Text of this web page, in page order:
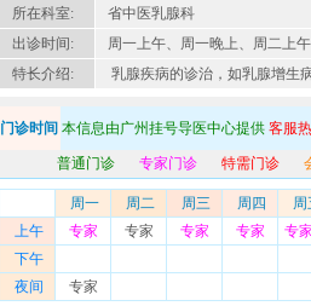
所在科室:
省中医乳腺科
出诊时间:
周一上午、周一晚上、周二上
特长介绍:
乳腺疾病的诊治，如乳腺增生
门诊时间 本信息由广州挂号导医中心提供 客服
普通门诊 专家门诊 特需门诊
周一 周二 周三 周四
周
上午
专家 专家 专家 专家
专
下午
夜间
专家